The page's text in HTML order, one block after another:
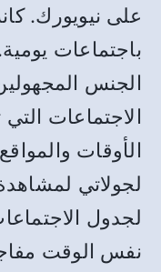
على نيويورك.
باجتماعات
الجنس
الاجتماعات
الأوقات
لجولاتي
لجدول
نفس الوقت